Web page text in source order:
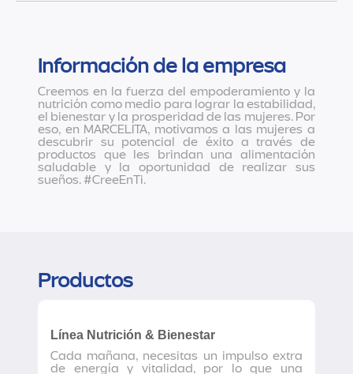
Información de la empresa
Creemos en la fuerza del empoderamiento y la
nutrición como medio para lograr la estabilidad,
el bienestar y la prosperidad de las mujeres. Por
eso, en MARCELITA, motivamos a las mujeres a
descubrir su potencial de éxito a través de
productos que les brindan una alimentación
saludable y la oportunidad de realizar sus
sueños. #CreeEnTi.
Productos
Línea Nutrición & Bienestar
Cada mañana, necesitas un impulso extra
de energía y vitalidad, por lo que una